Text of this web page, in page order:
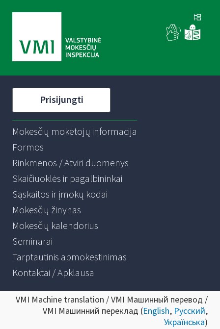
Prisijungti
Mokesčių mokėtojų informacija
Formos
Rinkmenos / Atviri duomenys
Skaičiuoklės ir pagalbininkai
Sąskaitos ir įmokų kodai
Mokesčių žinynas
Mokesčių kalendorius
Seminarai
Tarptautinis apmokestinimas
Kontaktai / Apklausa
VMI Machine translation / VMI Машинный перевод /
VMI Машинний переклад (English, Русский,
Українська)